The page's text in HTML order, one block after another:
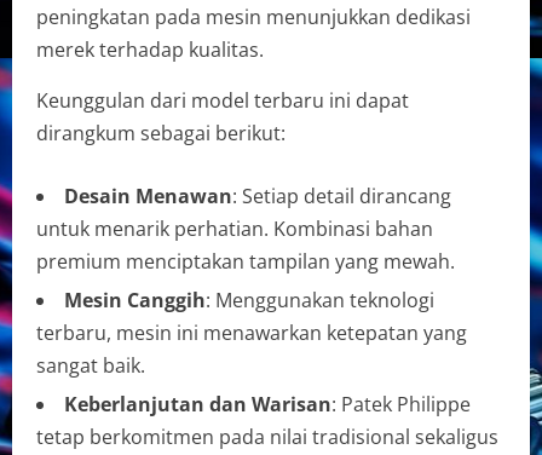
peningkatan pada mesin menunjukkan dedikasi
merek terhadap kualitas.
Keunggulan dari model terbaru ini dapat
dirangkum sebagai berikut:
Desain Menawan: Setiap detail dirancang
untuk menarik perhatian. Kombinasi bahan
premium menciptakan tampilan yang mewah.
Mesin Canggih: Menggunakan teknologi
terbaru, mesin ini menawarkan ketepatan yang
sangat baik.
Keberlanjutan dan Warisan: Patek Philippe
tetap berkomitmen pada nilai tradisional sekaligus